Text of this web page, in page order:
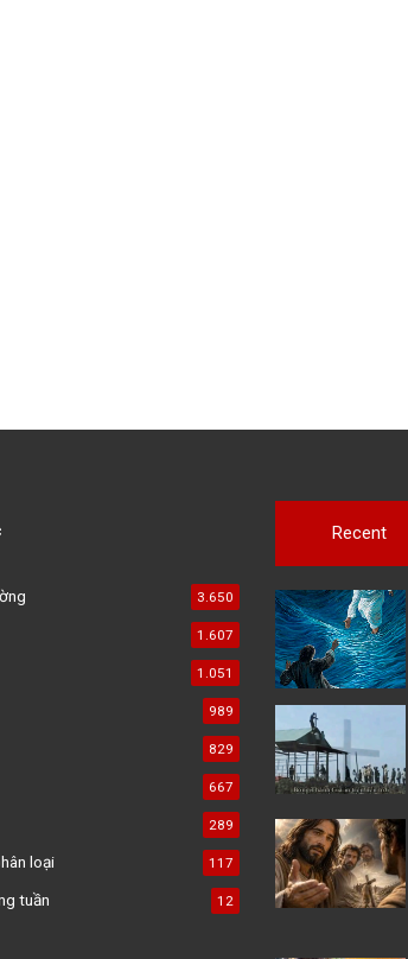
3.650
1.607
1.051
989
829
667
289
loại 117
tuần 12
Recent